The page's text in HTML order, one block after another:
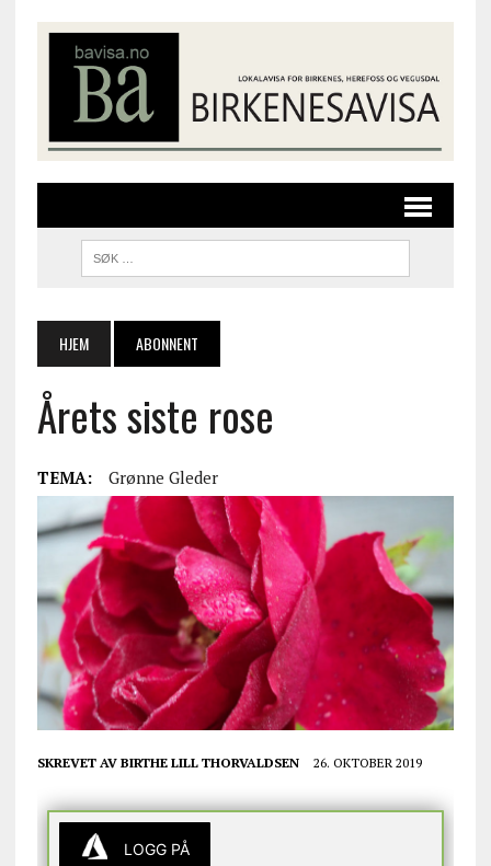
HJEM ABONNENT
Årets siste rose
TEMA: Grønne Gleder
SKREVET AV BIRTHE LILL THORVALDSEN 26. OKTOBER 2019
LOGG PÅ